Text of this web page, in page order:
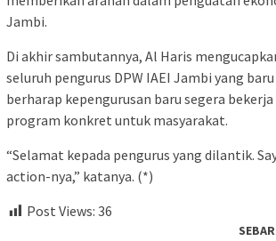
Jambi.
Di akhir sambutannya, Al Haris
seluruh pengurus DPW IAEI Jambi yang
berharap kepengurusan baru segera
program konkret untuk masyarakat.
“Selamat kepada pengurus yang dilantik.
action-nya,” katanya. (*)
Post Views: 36